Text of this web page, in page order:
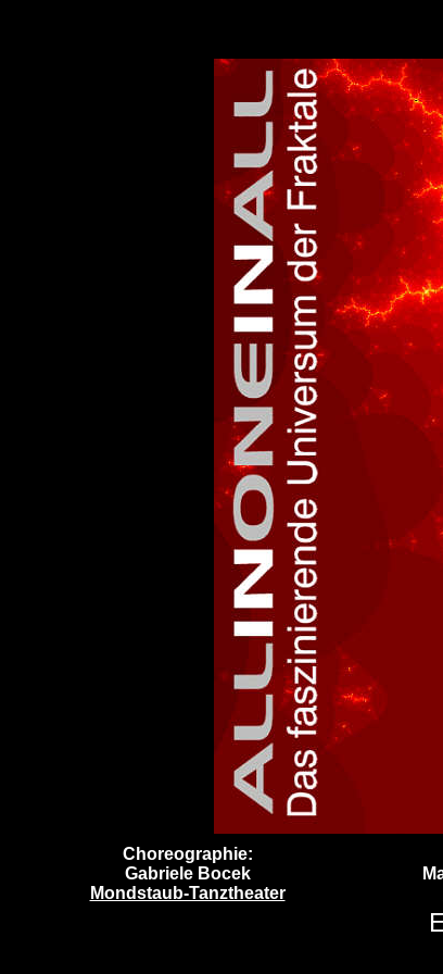
Choreographie:
Gabriele Bocek
Mondstaub-Tanztheater